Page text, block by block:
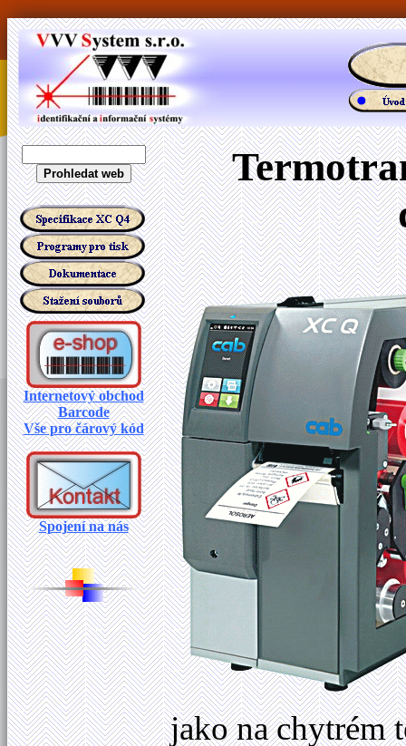
Internetový obchod
Barcode
Vše pro čárový kód
Spojení na nás
jako na chytrém